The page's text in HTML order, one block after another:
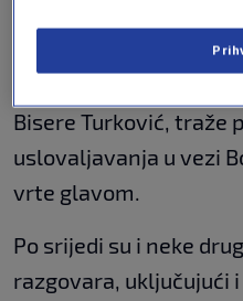
ministrom", rekao je
Bisere Turković, traže
uslovaljavanja u vezi
vrte glavom.
Po srijedi su i neke
razgovara, uključujući